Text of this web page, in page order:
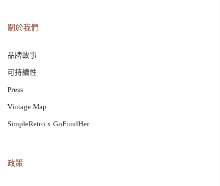
關於我們
品牌故事
可持續性
Press
Vintage Map
SimpleRetro x GoFundHer
政策